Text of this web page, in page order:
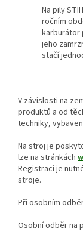
Na pily
ročním
karburátor
jeho
stačí
V závislosti na
produktů a od
techniky,
Na stroj je
lze na stránkách
Registraci je
stroje.
Při osobním
Osobní odběr na